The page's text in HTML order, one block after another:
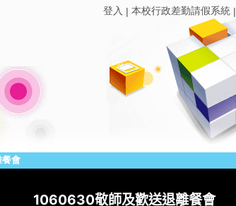
登入 | 本校行政差勤請假系統|
餐會